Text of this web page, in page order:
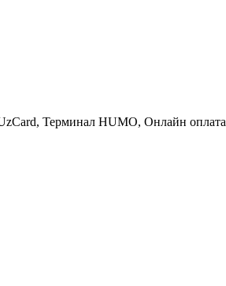
Терминал HUMO, Онлайн оплата